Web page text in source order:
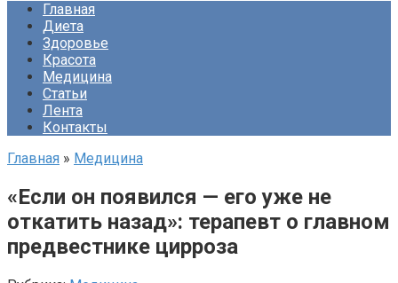
Главная
Диета
Здоровье
Красота
Медицина
Статьи
Лента
Контакты
Главная » Медицина
«Если он появился — его уже не
откатить назад»: терапевт о главном
предвестнике цирроза